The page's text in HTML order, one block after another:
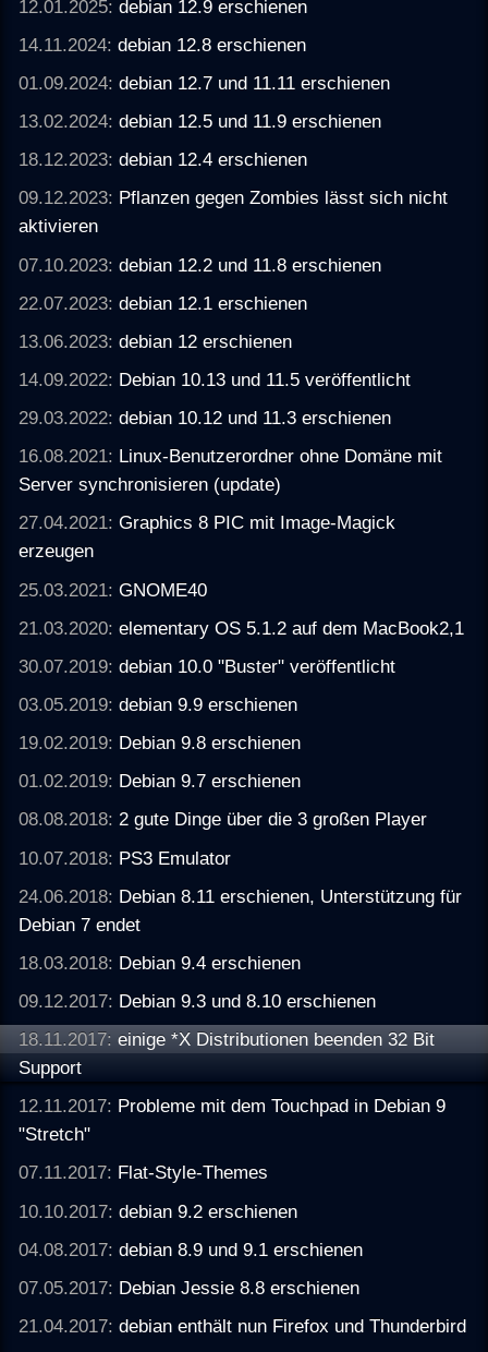
12.01.2025:debian 12.9 erschienen
14.11.2024:debian 12.8 erschienen
01.09.2024:debian 12.7 und 11.11 erschienen
13.02.2024:debian 12.5 und 11.9 erschienen
18.12.2023:debian 12.4 erschienen
09.12.2023: Pflanzen gegen Zombies lässt sich nicht
aktivieren
07.10.2023:debian 12.2 und 11.8 erschienen
22.07.2023:debian 12.1 erschienen
13.06.2023:debian 12 erschienen
14.09.2022: Debian 10.13 und 11.5 veröffentlicht
29.03.2022:debian 10.12 und 11.3 erschienen
16.08.2021: Linux-Benutzerordner ohne Domäne mit
Server synchronisieren (update)
27.04.2021:Graphics 8 PIC mit Image-Magick
erzeugen
25.03.2021:GNOME40
21.03.2020:elementary OS 5.1.2 auf dem MacBook2,1
30.07.2019:debian 10.0 "Buster" veröffentlicht
03.05.2019:debian 9.9 erschienen
19.02.2019: Debian 9.8 erschienen
01.02.2019: Debian 9.7 erschienen
08.08.2018:2 gute Dinge über die 3 großen Player
10.07.2018: PS3 Emulator
24.06.2018: Debian 8.11 erschienen, Unterstützung für
Debian 7 endet
18.03.2018: Debian 9.4 erschienen
09.12.2017: Debian 9.3 und 8.10 erschienen
18.11.2017:einige *X Distributionen beenden 32 Bit
Support
12.11.2017: Probleme mit dem Touchpad in Debian 9
"Stretch"
07.11.2017: Flat-Style-Themes
10.10.2017:debian 9.2 erschienen
04.08.2017:debian 8.9 und 9.1 erschienen
07.05.2017: Debian Jessie 8.8 erschienen
21.04.2017:debian enthält nun Firefox und Thunderbird